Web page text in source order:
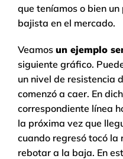
que teníamos o bien
bajista en el mercado.
Veamos un ejemplo
siguiente gráfico.
un nivel de resistencia
comenzó a caer. En
correspondiente línea
la próxima vez que
cuando regresó tocó la
rebotar a la baja. En